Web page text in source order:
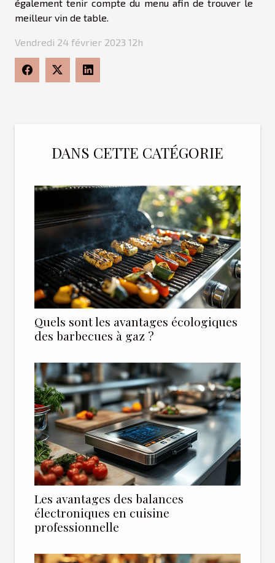
également tenir compte du menu afin de trouver le
meilleur vin de table.
Vendredi 24 février 2023 12h
DANS CETTE CATÉGORIE
Quels sont les avantages écologiques
des barbecues à gaz ?
Les avantages des balances
électroniques en cuisine
professionnelle